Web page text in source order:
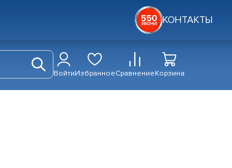
КОНТАКТЫ
ВойтиИзбранноеСравнениеКорзина